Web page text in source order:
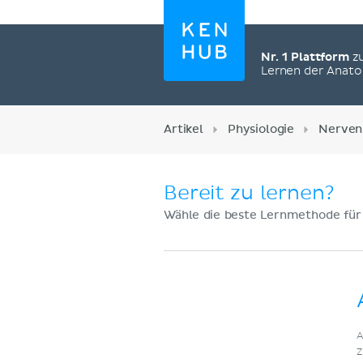
Nr. 1 Plattform
Lernen der
Artikel Physiologie
Bereit zu lernen?
Wähle die beste Lernmethode für